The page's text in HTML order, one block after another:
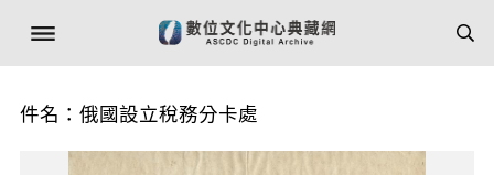
件名：俄國設立稅務分卡處